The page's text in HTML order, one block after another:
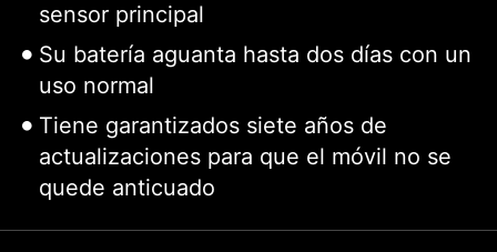
sensor principal
Su batería aguanta hasta dos días con un
uso normal
Tiene garantizados siete años de
actualizaciones para que el móvil no se
quede anticuado